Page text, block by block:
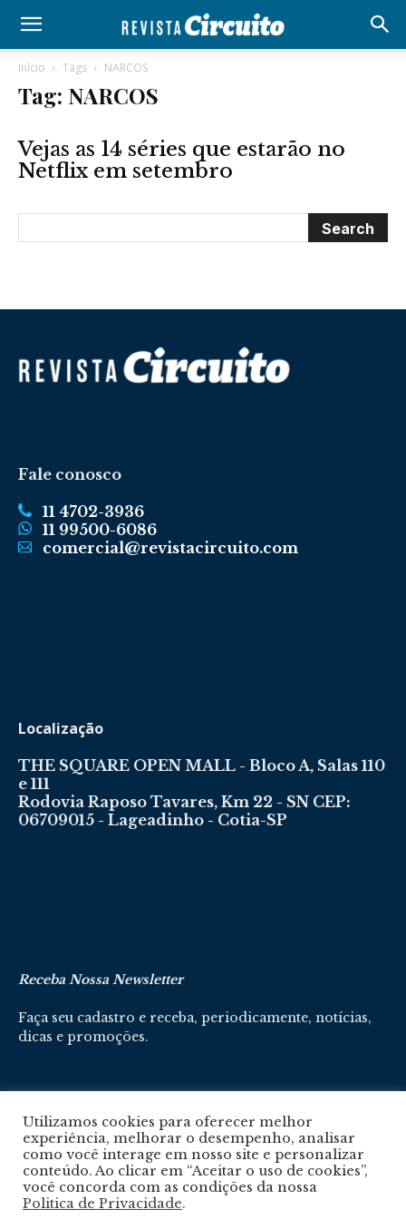
Início Tags NARCOS
Tag: NARCOS
Vejas as 14 séries que estarão no
Netflix em setembro
Fale conosco
11 4702-3936
11 99500-6086
comercial@revistacircuito.com
Localização
THE SQUARE OPEN MALL - Bloco A, Salas 110
e 111
Rodovia Raposo Tavares, Km 22 - SN CEP:
06709015 - Lageadinho - Cotia-SP
Receba Nossa Newsletter
Faça seu cadastro e receba, periodicamente, notícias,
dicas e promoções.
Cadastre-se aqui
Política De Privacidade
Utilizamos cookies para oferecer melhor
experiência, melhorar o desempenho, analisar
como você interage em nosso site e personalizar
conteúdo. Ao clicar em “Aceitar o uso de cookies”,
você concorda com as condições da nossa
Politica de Privacidade.